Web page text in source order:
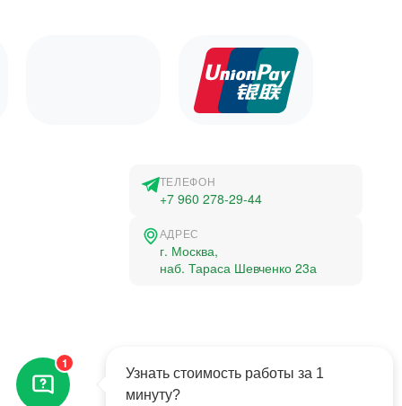
1
Узнать стоимость работы за 1
минуту?
ТЕЛЕФОН
+7 960 278-29-44
АДРЕС
г. Москва,
наб. Тараса Шевченко 23а
Все права защищены